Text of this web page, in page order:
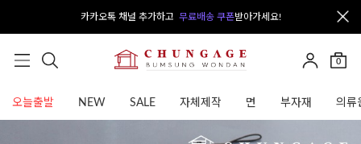
카카오톡 채널 추가하고 무료배송 쿠폰받아가세요!
0
오늘출발 NEW SALE 자체제작 면 부자재 의류